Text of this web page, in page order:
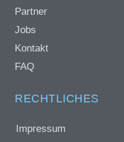
Partner
Jobs
Kontakt
FAQ
RECHTLICHES
Impressum